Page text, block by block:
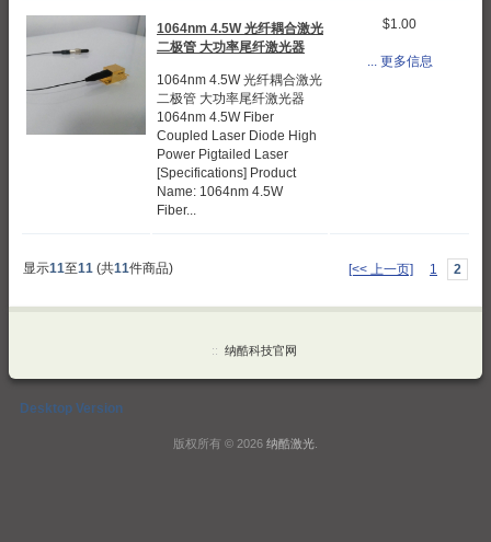
1064nm 4.5W 光纤耦合激光
二极管 大功率尾纤激光器
1064nm 4.5W 光纤耦合激光
二极管 大功率尾纤激光器
1064nm 4.5W Fiber
Coupled Laser Diode High
Power Pigtailed Laser
[Specifications] Product
Name: 1064nm 4.5W
Fiber...
$1.00
... 更多信息
显示11至11 (共11件商品) [<< 上一页] 1 2
:: 纳酷科技官网
Desktop Version
版权所有 © 2026 纳酷激光